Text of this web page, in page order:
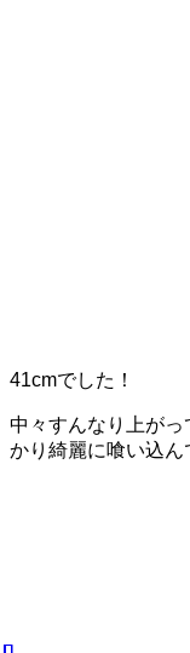
41cmでした！
中々すんなり上が
かり綺麗に喰い込ん